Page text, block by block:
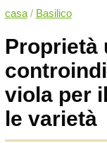
casa/ Basilico
Proprietà
viola per
le varietà